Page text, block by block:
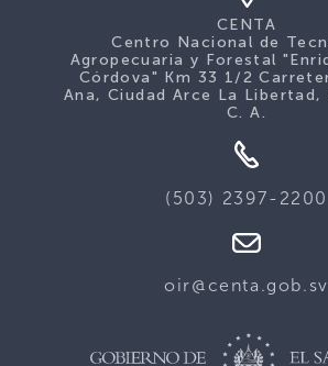
CENTA
Centro Nacional de
Agropecuaria y Forestal
Córdova" Km 33 1/2
Ana, Ciudad Arce La Libertad,
C. A.
(503) 2397-2200
oir@centa.gob.sv